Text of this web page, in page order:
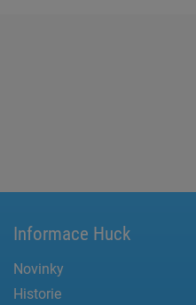
Informace Huck
Novinky
Historie